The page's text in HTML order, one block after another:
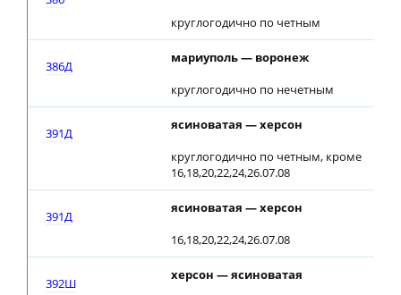
круглогодично по четным
386Д
мариуполь — воронеж
круглогодично по нечетным
391Д
ясиноватая — херсон
круглогодично по четным, кроме
16,18,20,22,24,26.07.08
391Д
ясиноватая — херсон
16,18,20,22,24,26.07.08
392Ш
херсон — ясиноватая